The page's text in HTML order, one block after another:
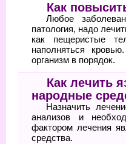
Как
Любое
патология, надо
как пещеристые
наполняться
организм в порядок.
Как лечить
народные
Назначить
анализов и
фактором лечения
средства.